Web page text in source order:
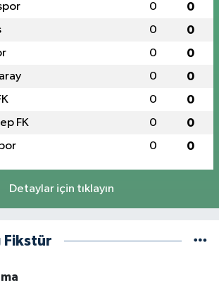
0 0
0 0
0 0
0 0
0 0
FK 0 0
0 0
Detaylar için tıklayın
Fikstür